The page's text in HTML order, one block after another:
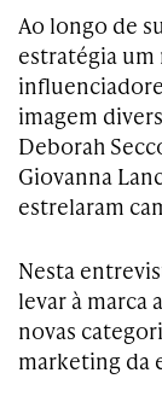
Ao longo de
estratégia
imagem
Deborah
Giovanna
estrelaram
Nesta
levar à marca
novas
marketing da